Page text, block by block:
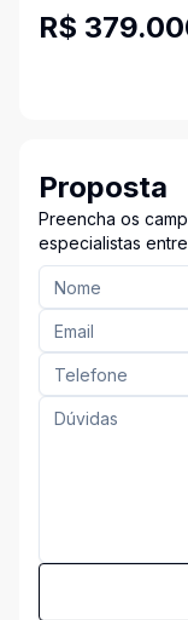
R$
Proposta
Preencha os
especialistas